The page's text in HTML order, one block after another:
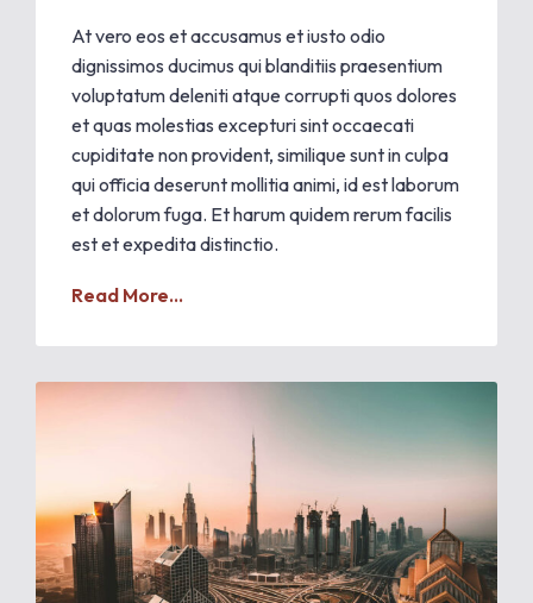
At vero eos et accusamus et iusto odio
dignissimos ducimus qui blanditiis praesentium
voluptatum deleniti atque corrupti quos dolores
et quas molestias excepturi sint occaecati
cupiditate non provident, similique sunt in culpa
qui officia deserunt mollitia animi, id est laborum
et dolorum fuga. Et harum quidem rerum facilis
est et expedita distinctio.
Read More...